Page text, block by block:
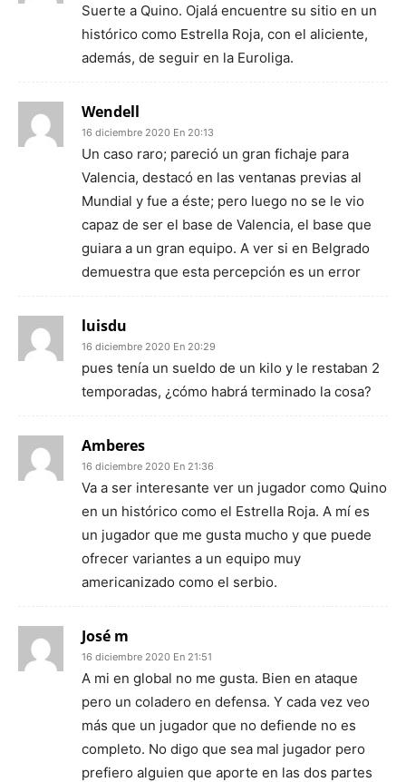
Suerte a Quino. Ojalá encuentre su sitio en un
histórico como Estrella Roja, con el aliciente,
además, de seguir en la Euroliga.
Wendell
16 diciembre 2020 En 20:13
Un caso raro; pareció un gran fichaje para
Valencia, destacó en las ventanas previas al
Mundial y fue a éste; pero luego no se le vio
capaz de ser el base de Valencia, el base que
guiara a un gran equipo. A ver si en Belgrado
demuestra que esta percepción es un error
luisdu
16 diciembre 2020 En 20:29
pues tenía un sueldo de un kilo y le restaban 2
temporadas, ¿cómo habrá terminado la cosa?
Amberes
16 diciembre 2020 En 21:36
Va a ser interesante ver un jugador como Quino
en un histórico como el Estrella Roja. A mí es
un jugador que me gusta mucho y que puede
ofrecer variantes a un equipo muy
americanizado como el serbio.
José m
16 diciembre 2020 En 21:51
A mi en global no me gusta. Bien en ataque
pero un coladero en defensa. Y cada vez veo
más que un jugador que no defiende no es
completo. No digo que sea mal jugador pero
prefiero alguien que aporte en las dos partes